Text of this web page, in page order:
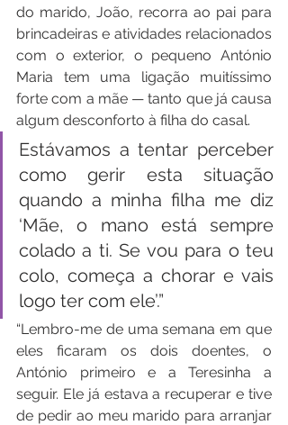
do marido, João, recorra ao pai para
brincadeiras e atividades relacionados
com o exterior, o pequeno António
Maria tem uma ligação muitíssimo
forte com a mãe — tanto que já causa
algum desconforto à filha do casal.
Estávamos a tentar perceber
como gerir esta situação
quando a minha filha me diz
‘Mãe, o mano está sempre
colado a ti. Se vou para o teu
colo, começa a chorar e vais
logo ter com ele’.”
“Lembro-me de uma semana em que
eles ficaram os dois doentes, o
António primeiro e a Teresinha a
seguir. Ele já estava a recuperar e tive
de pedir ao meu marido para arranjar